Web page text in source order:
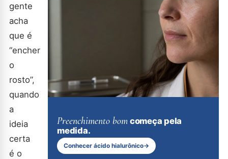
gente
acha
que é
“encher
o
rosto”,
quando
a
ideia
certa
é o
Preenchimento bom começa pela
medida.
Conhecer ácido hialurônico→